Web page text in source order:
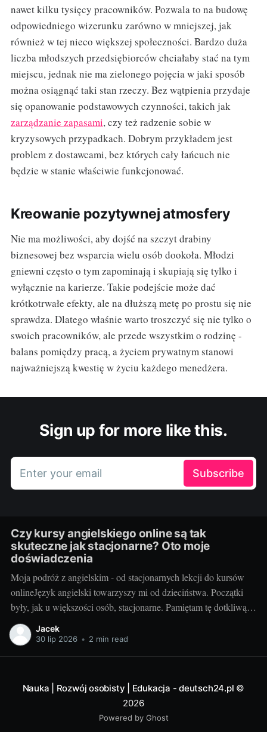
nawet kilku tysięcy pracowników. Pozwala to na budowę
odpowiedniego wizerunku zarówno w mniejszej, jak
również w tej nieco większej społeczności. Bardzo duża
liczba młodszych przedsiębiorców chciałaby stać na tym
miejscu, jednak nie ma zielonego pojęcia w jaki sposób
można osiągnąć taki stan rzeczy. Bez wątpienia przydaje
się opanowanie podstawowych czynności, takich jak
zarządzanie zapasami, czy też radzenie sobie w
kryzysowych przypadkach. Dobrym przykładem jest
problem z dostawcami, bez których cały łańcuch nie
będzie w stanie właściwie funkcjonować.
Kreowanie pozytywnej atmosfery
Nie ma możliwości, aby dojść na szczyt drabiny
biznesowej bez wsparcia wielu osób dookoła. Młodzi
gniewni często o tym zapominają i skupiają się tylko i
wyłącznie na karierze. Takie podejście może dać
krótkotrwałe efekty, ale na dłuższą metę po prostu się nie
sprawdza. Dlatego właśnie warto troszczyć się nie tylko o
swoich pracowników, ale przede wszystkim o rodzinę -
balans pomiędzy pracą, a życiem prywatnym stanowi
najważniejszą kwestię w życiu każdego menedżera.
Sign up for more like this.
Enter your email Subscribe
Czy kursy angielskiego online są tak
skuteczne jak stacjonarne? Oto moje
doświadczenia
Moja podróż z angielskim - od stacjonarnych lekcji do kursów
onlineJęzyk angielski towarzyszy mi od dzieciństwa. Początki
były, jak u większości osób, stacjonarne. Pamiętam tę dotkliwą
niechęć do porannego wstawania, pendolowania do szkoły i
powrotów w gorszym nastroju, niż w momencie wyjścia.
Jacek
30 lip 2026 • 2 min read
Nauka | Rozwój osobisty | Edukacja - deutsch24.pl ©
2026
Powered by Ghost